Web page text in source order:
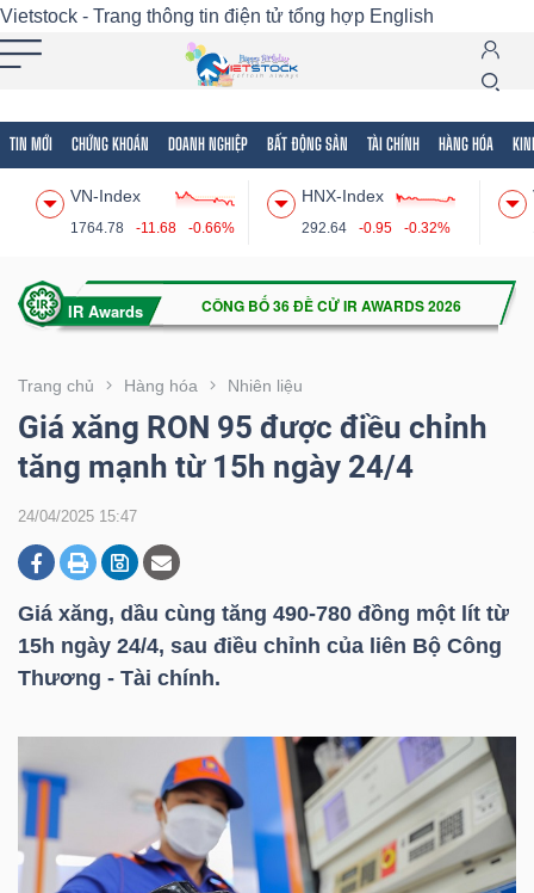
Vietstock - Trang thông tin điện tử tổng hợp English
TIN MỚI CHỨNG KHOÁN DOANH NGHIỆP BẤT ĐỘNG SẢN TÀI CHÍNH HÀNG HÓA
VN-Index
1764.78 -11.68 -0.66%
HNX-Index
292.64 -0.95 -0.32%
Trang chủ Hàng hóa Nhiên liệu
Giá xăng RON 95 được điều chỉnh
tăng mạnh từ 15h ngày 24/4
24/04/2025 15:47
Giá xăng, dầu cùng tăng 490-780 đồng một lít từ
15h ngày 24/4, sau điều chỉnh của liên Bộ Công
Thương - Tài chính.
Tất cả Tính năng Ngành Mã chứng khoán
Tính
(-)
VIETSTOCK
CHỨNG
DOANH
NGHIỆP
ĐỘNG
SẢN